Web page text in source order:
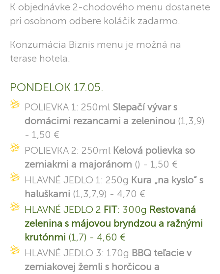
K objednávke 2-chodového menu dostanete
pri osobnom odbere koláčik zadarmo.
Konzumácia Biznis menu je možná na
terase hotela.
PONDELOK 17.05.
POLIEVKA 1: 250ml Slepačí vývar s
domácimi rezancami a zeleninou (1,3,9)
- 1,50 €
POLIEVKA 2: 250ml Kelová polievka so
zemiakmi a majoránom () - 1,50 €
HLAVNÉ JEDLO 1: 250g Kura „na kyslo“ s
haluškami (1,3,7,9) - 4,70 €
HLAVNÉ JEDLO 2 FIT: 300g Restovaná
zelenina s májovou bryndzou a ražnými
krutónmi (1,7) - 4,60 €
HLAVNÉ JEDLO 3: 170g BBQ teľacie v
zemiakovej žemli s horčicou a